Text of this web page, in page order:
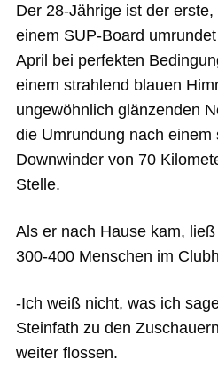
Der 28-Jährige ist der
einem SUP-Board
April bei perfekten
einem strahlend blauen
ungewöhnlich glänzenden
die Umrundung nach einem
Downwinder von 70
Stelle.
Als er nach Hause kam,
300-400 Menschen im
-Ich weiß nicht, was ich
Steinfath zu den
weiter flossen.